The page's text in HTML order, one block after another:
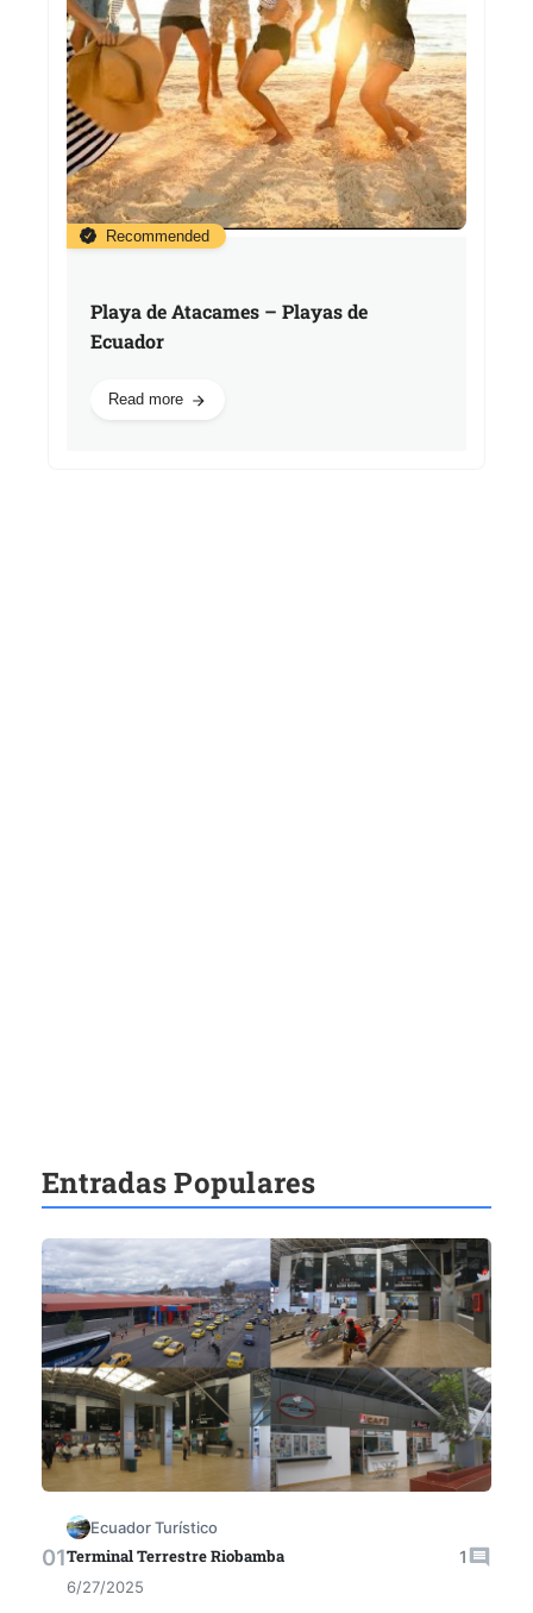
Recommended
Playa de Atacames – Playas de
Ecuador
Read more
Entradas Populares
Ecuador Turístico
Terminal Terrestre Riobamba
6/27/2025
1